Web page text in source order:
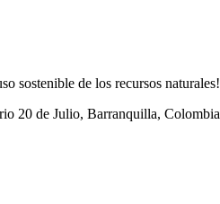
sostenible de los recursos naturales!
20 de Julio, Barranquilla, Colombia